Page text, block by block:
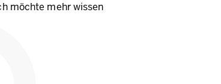
möchte mehr wissen